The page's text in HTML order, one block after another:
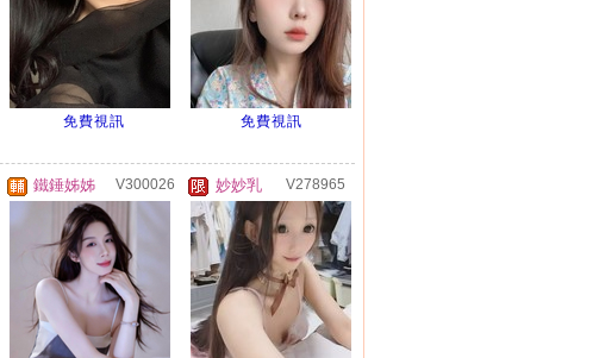
免費視訊 免費視訊
鐵錘姊姊 V300026 妙妙乳 V278965